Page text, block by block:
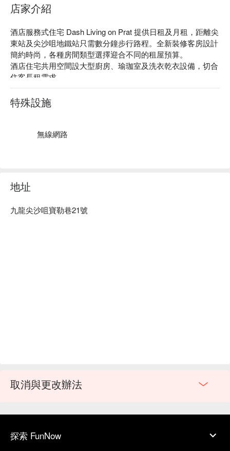
店家介紹
酒店服務式住宅 Dash Living on Prat 提供日租及月租，距離尖
東站及尖沙咀地鐵站只需數分鐘步行路程。全新裝修客房設計
簡約時尚，各種房間類型選擇迎合不同的租屋預算。
酒店住宅共用空間設大型廚房、瑜珈室及洗衣乾衣設備，切合
住客長租需求。
全新裝修客房裝潢採用柔和色調，設計簡約時尚，空間四正實
用。套房單位設備齊全，儲物空間充裕，寬敞書桌讓你自訂在
家工作設置。租金已包 Wi-Fi，水電費，酒店更會為你提供每
享優惠及參與定期社群活動。
術館，擴闊視野。服務式住宅周邊各式各樣的生活配套及娛樂
特殊設施
無線網路
地址
九龍尖沙咀寶勒巷21號
取消與更改辦法
探索 FunNow